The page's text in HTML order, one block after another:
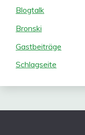
Blogtalk
Bronski
Gastbeiträge
Schlagseite